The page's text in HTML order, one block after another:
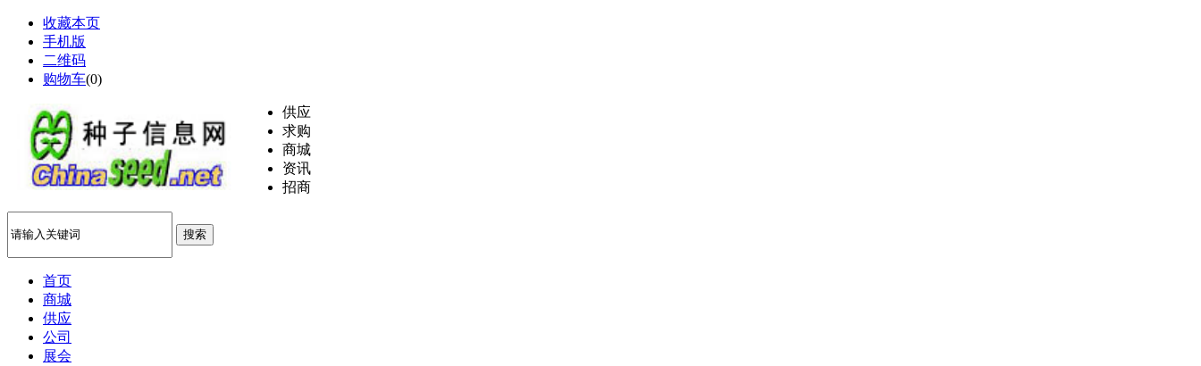
收藏本页
手机版
二维码
购物车(0)
供应
求购
商城
资讯
招商
搜索
首页
商城
供应
公司
展会